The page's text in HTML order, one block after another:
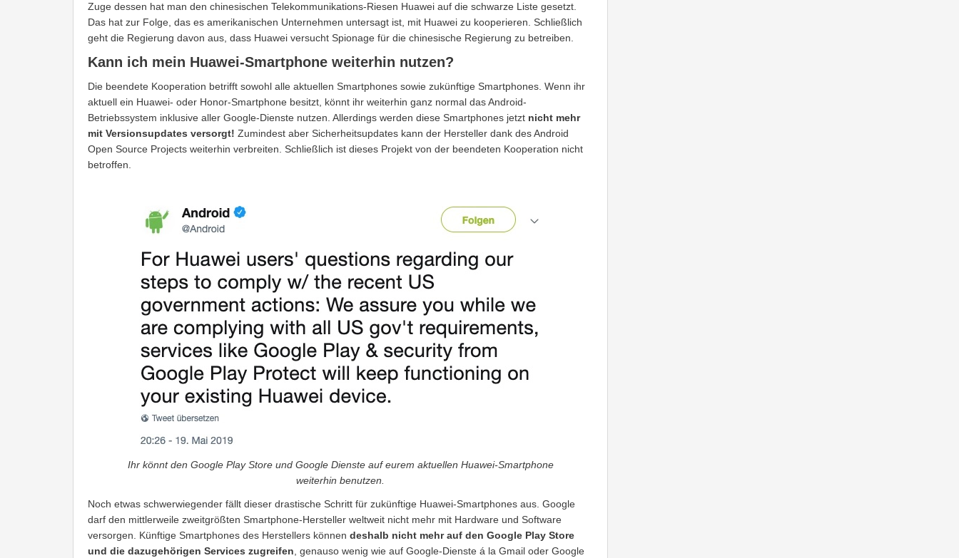
Zuge dessen hat man den chinesischen Telekommunikations-Riesen Huawei auf die schwarze Liste gesetzt.
Das hat zur Folge, das es amerikanischen Unternehmen untersagt ist, mit Huawei zu kooperieren. Schließlich
geht die Regierung davon aus, dass Huawei versucht Spionage für die chinesische Regierung zu betreiben.
Kann ich mein Huawei-Smartphone weiterhin nutzen?
Die beendete Kooperation betrifft sowohl alle aktuellen Smartphones sowie zukünftige Smartphones. Wenn ihr
aktuell ein Huawei- oder Honor-Smartphone besitzt, könnt ihr weiterhin ganz normal das Android-
Betriebssystem inklusive aller Google-Dienste nutzen. Allerdings werden diese Smartphones jetzt nicht mehr
mit Versionsupdates versorgt! Zumindest aber Sicherheitsupdates kann der Hersteller dank des Android
Open Source Projects weiterhin verbreiten. Schließlich ist dieses Projekt von der beendeten Kooperation nicht
betroffen.
Ihr könnt den Google Play Store und Google Dienste auf eurem aktuellen Huawei-Smartphone
weiterhin benutzen.
Noch etwas schwerwiegender fällt dieser drastische Schritt für zukünftige Huawei-Smartphones aus. Google
darf den mittlerweile zweitgrößten Smartphone-Hersteller weltweit nicht mehr mit Hardware und Software
versorgen. Künftige Smartphones des Herstellers können deshalb nicht mehr auf den Google Play Store
und die dazugehörigen Services zugreifen, genauso wenig wie auf Google-Dienste á la Gmail oder Google